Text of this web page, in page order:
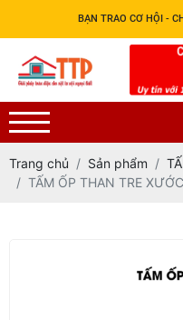
BẠN TRAO CƠ HỘI -
Trang chủ Sản phẩm
TẤM ỐP THAN TRE